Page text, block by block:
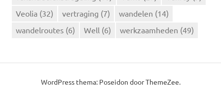
Veolia (32) vertraging (7) wandelen (14)
wandelroutes (6) Well (6) werkzaamheden (49)
WordPress thema: Poseidon door ThemeZee.